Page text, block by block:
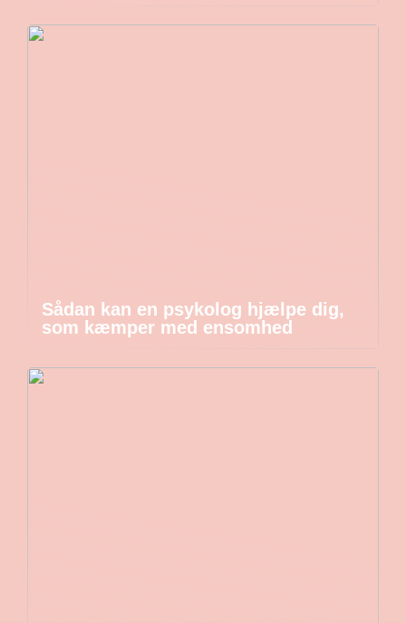
Sådan kan en psykolog hjælpe dig,
som kæmper med ensomhed